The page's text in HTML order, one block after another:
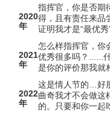
2020
年
指挥官，你是否期
得，且有责任来品
证明我才是“最优秀
2021
年
怎么样指挥官，你
优秀很多吗？......
是你的评价那我就
2022
年
这是情人节的…好
曲奇我才不会做这
的。只要和你一起